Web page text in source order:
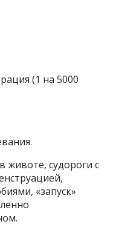
(1 на 5000
животе, судороги с
«запуск»